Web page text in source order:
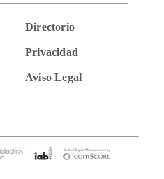
Directorio
Privacidad
Aviso Legal